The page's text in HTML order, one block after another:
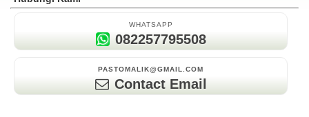
WHATSAPP
082257795508
PASTOMALIK@GMAIL.COM
Contact Email